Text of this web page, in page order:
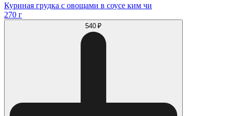
Куриная грудка с овощами в соусе ким чи
270 г
540 ₽